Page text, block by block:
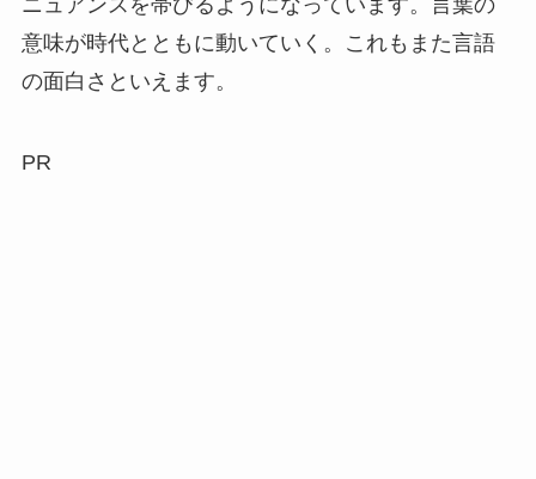
ニュアンスを帯びるようになっています。言葉の
意味が時代とともに動いていく。これもまた言語
の面白さといえます。
PR